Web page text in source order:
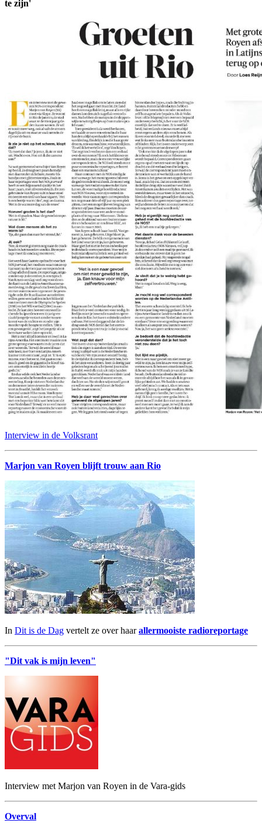
te zijn'
Interview in de Volksrant
Marjon van Royen blijft trouw aan Rio
In Dit is de Dag vertelt ze over haarallermooiste radioreportage
"Dit vak is mijn leven"
Interview met Marjon van Royen in de Vara-gids
Overval